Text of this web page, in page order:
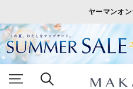
ヤーマンオ